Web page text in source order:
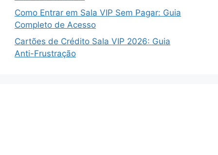
Como Entrar em Sala VIP Sem Pagar: Guia
Completo de Acesso
Cartões de Crédito Sala VIP 2026: Guia
Anti-Frustração